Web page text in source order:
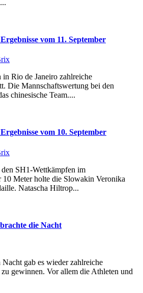
vom 11. September
Rio de Janeiro zahlreiche
Die Mannschaftswertung bei den
chinesische Team....
vom 10. September
SH1-Wettkämpfen im
10 Meter holte die Slowakin Veronika
Natascha Hiltrop...
die Nacht
gab es wieder zahlreiche
gewinnen. Vor allem die Athleten und